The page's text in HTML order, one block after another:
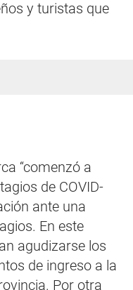
y turistas que
“comenzó a
de COVID-
ante una
En este
agudizarse los
de ingreso a la
Por otra